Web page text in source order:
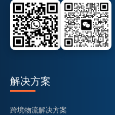
解决方案
跨境物流解决方案